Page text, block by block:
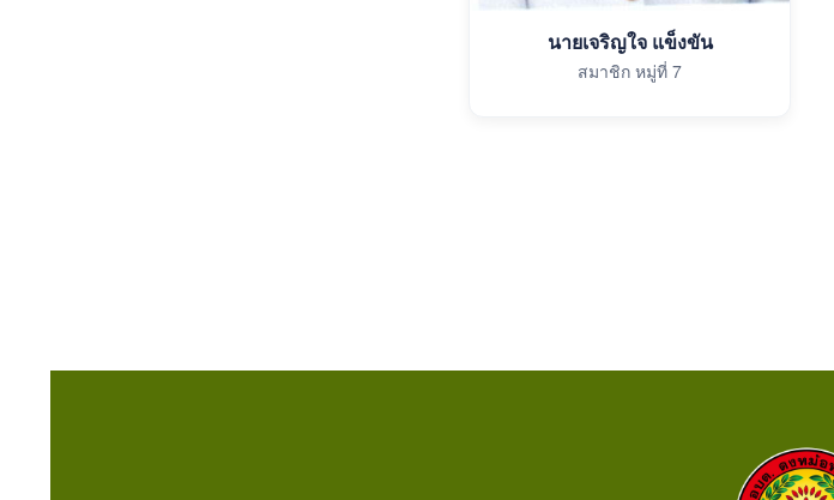
นายเจริญใจ แข็งขัน
สมาชิก หมู่ที่ 7